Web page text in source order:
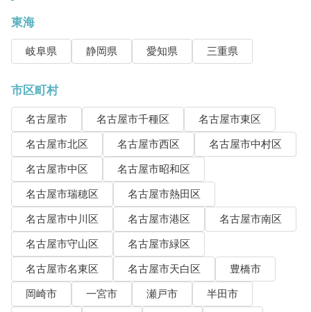
東海
岐阜県 静岡県 愛知県 三重県
市区町村
名古屋市 名古屋市千種区
名古屋市東区
名古屋市北区
名古屋市西区
名古屋市中村区
名古屋市中区
名古屋市昭和区
名古屋市瑞穂区
名古屋市熱田区
名古屋市中川区
名古屋市港区
名古屋市南区
名古屋市守山区
名古屋市緑区
名古屋市名東区
名古屋市天白区
豊橋市
岡崎市
一宮市 瀬戸市
半田市